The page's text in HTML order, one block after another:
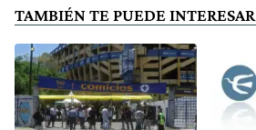
TAMBIÉN TE PUEDE INTERESAR